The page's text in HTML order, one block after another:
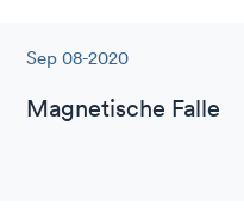
Sep 08-2020
Magnetische Falle